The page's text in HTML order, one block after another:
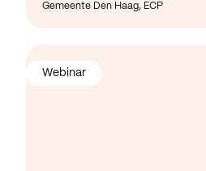
Gemeente Den Haag, ECP
Webinar